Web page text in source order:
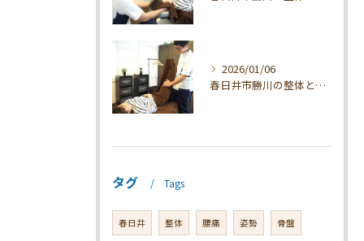
2026/01/06
春日井市勝川の整体とマッサージ効果解説
タグ Tags
春日井 整体 腰痛 姿勢 骨盤